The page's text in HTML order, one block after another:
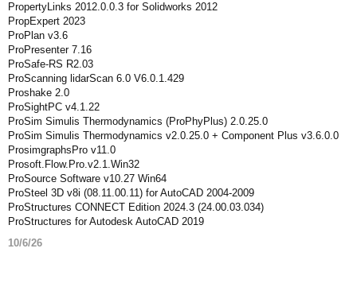
PropertyLinks 2012.0.0.3 for Solidworks 2012
PropExpert 2023
ProPlan v3.6
ProPresenter 7.16
ProSafe-RS R2.03
ProScanning lidarScan 6.0 V6.0.1.429
Proshake 2.0
ProSightPC v4.1.22
ProSim Simulis Thermodynamics (ProPhyPlus) 2.0.25.0
ProSim Simulis Thermodynamics v2.0.25.0 + Component Plus v3.6.0.0
ProsimgraphsPro v11.0
Prosoft.Flow.Pro.v2.1.Win32
ProSource Software v10.27 Win64
ProSteel 3D v8i (08.11.00.11) for AutoCAD 2004-2009
ProStructures CONNECT Edition 2024.3 (24.00.03.034)
ProStructures for Autodesk AutoCAD 2019
10/6/26